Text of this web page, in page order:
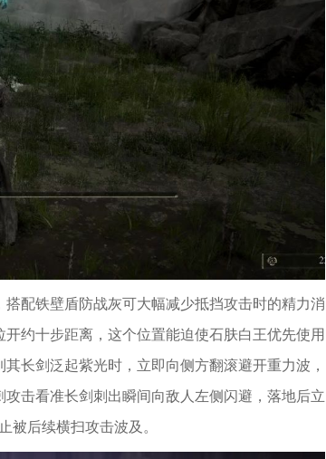
配铁壁盾防战灰可大幅减少抵挡攻击时的精力消
约十步距离，这个位置能迫使石肤白王优先使用
长剑泛起紫光时，立即向侧方翻滚避开重力波，
击看准长剑刺出瞬间向敌人左侧闪避，落地后立
被后续横扫攻击波及。